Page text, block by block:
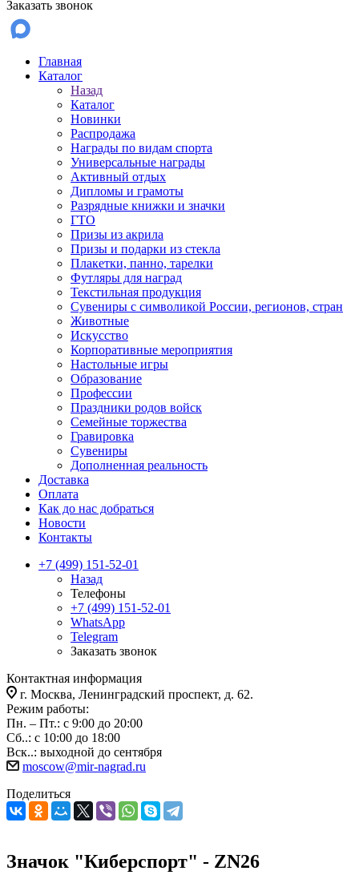
Заказать звонок
Главная
Каталог
Назад
Каталог
Новинки
Распродажа
Награды по видам спорта
Универсальные награды
Активный отдых
Дипломы и грамоты
Разрядные книжки и значки
ГТО
Призы из акрила
Призы и подарки из стекла
Плакетки, панно, тарелки
Футляры для наград
Текстильная продукция
Сувениры с символикой России, регионов, стран
Животные
Искусство
Корпоративные мероприятия
Настольные игры
Образование
Профессии
Праздники родов войск
Семейные торжества
Гравировка
Сувениры
Дополненная реальность
Доставка
Оплата
Как до нас добраться
Новости
Контакты
+7 (499) 151-52-01
Назад
Телефоны
+7 (499) 151-52-01
WhatsApp
Telegram
Заказать звонок
Контактная информация
г. Москва, Ленинградский проспект, д. 62.
Режим работы:
Пн. – Пт.: с 9:00 до 20:00
Сб..: с 10:00 до 18:00
Вск..: выходной до сентября
moscow@mir-nagrad.ru
Поделиться
Значок "Киберспорт" - ZN26